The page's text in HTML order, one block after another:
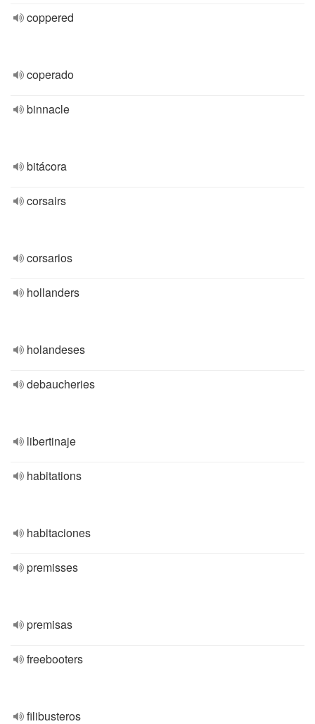
coppered
coperado
binnacle
bitácora
corsairs
corsarios
hollanders
holandeses
debaucheries
libertinaje
habitations
habitaciones
premisses
premisas
freebooters
filibusteros